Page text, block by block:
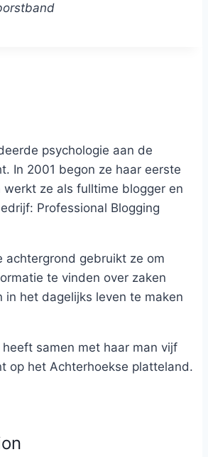
psychologie aan de
In 2001 begon ze haar eerste
ze als fulltime blogger en
Professional Blogging
achtergrond gebruikt ze om
te vinden over zaken
in het dagelijks leven te maken
samen met haar man vijf
op het Achterhoekse platteland.